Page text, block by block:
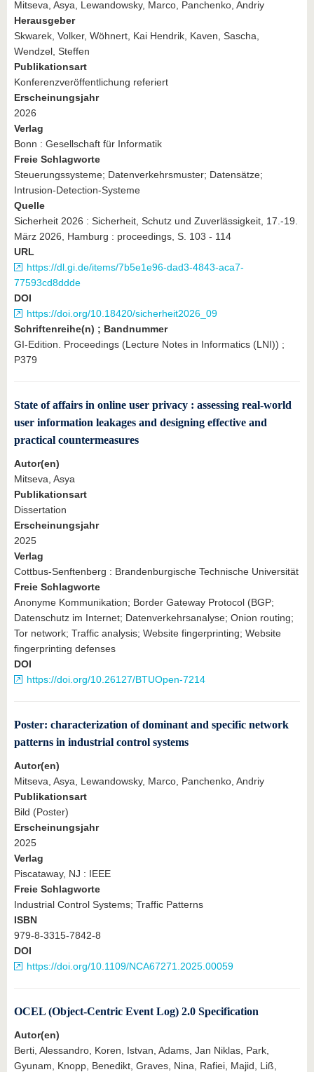
Mitseva, Asya, Lewandowsky, Marco, Panchenko, Andriy
Herausgeber
Skwarek, Volker, Wöhnert, Kai Hendrik, Kaven, Sascha,
Wendzel, Steffen
Publikationsart
Konferenzveröffentlichung referiert
Erscheinungsjahr
2026
Verlag
Bonn : Gesellschaft für Informatik
Freie Schlagworte
Steuerungssysteme; Datenverkehrsmuster; Datensätze;
Intrusion-Detection-Systeme
Quelle
Sicherheit 2026 : Sicherheit, Schutz und Zuverlässigkeit, 17.-19.
März 2026, Hamburg : proceedings, S. 103 - 114
URL
https://dl.gi.de/items/7b5e1e96-dad3-4843-aca7-
77593cd8ddde
DOI
https://doi.org/10.18420/sicherheit2026_09
Schriftenreihe(n) ; Bandnummer
GI-Edition. Proceedings (Lecture Notes in Informatics (LNI)) ;
P379
State of affairs in online user privacy : assessing real-world
user information leakages and designing effective and
practical countermeasures
Autor(en)
Mitseva, Asya
Publikationsart
Dissertation
Erscheinungsjahr
2025
Verlag
Cottbus-Senftenberg : Brandenburgische Technische Universität
Freie Schlagworte
Anonyme Kommunikation; Border Gateway Protocol (BGP;
Datenschutz im Internet; Datenverkehrsanalyse; Onion routing;
Tor network; Traffic analysis; Website fingerprinting; Website
fingerprinting defenses
DOI
https://doi.org/10.26127/BTUOpen-7214
Poster: characterization of dominant and specific network
patterns in industrial control systems
Autor(en)
Mitseva, Asya, Lewandowsky, Marco, Panchenko, Andriy
Publikationsart
Bild (Poster)
Erscheinungsjahr
2025
Verlag
Piscataway, NJ : IEEE
Freie Schlagworte
Industrial Control Systems; Traffic Patterns
ISBN
979-8-3315-7842-8
DOI
https://doi.org/10.1109/NCA67271.2025.00059
OCEL (Object-Centric Event Log) 2.0 Specification
Autor(en)
Berti, Alessandro, Koren, Istvan, Adams, Jan Niklas, Park,
Gyunam, Knopp, Benedikt, Graves, Nina, Rafiei, Majid, Liß,